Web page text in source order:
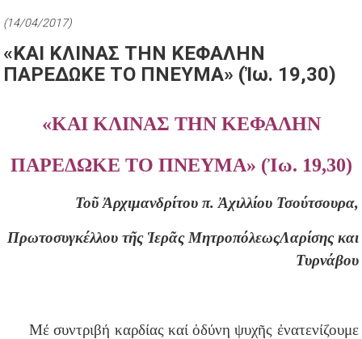
(14/04/2017)
«ΚΑΙ ΚΛΙΝΑΣ ΤΗΝ ΚΕΦΑΛΗΝ
ΠΑΡΕΔΩΚΕ ΤΟ ΠΝΕΥΜΑ» (Ἰω. 19,30)
«ΚΑΙ ΚΛΙΝΑΣ ΤΗΝ ΚΕΦΑΛΗΝ
ΠΑΡΕΔΩΚΕ ΤΟ ΠΝΕΥΜΑ» (Ἰω. 19,30)
Τοῦ Ἀρχιμανδρίτου π. Ἀχιλλίου Τσούτσουρα,
Πρωτοσυγκέλλου τῆς Ἱερᾶς ΜητροπόλεωςΛαρίσης και
Τυρνάβου
Μέ συντριβή καρδίας καί ὀδύνη ψυχῆς ἐνατενίζουμε